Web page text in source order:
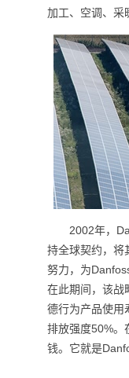
加工、空调、采
2002年，
持全球契约，将
努力，为
在此期间，该战
德行为产品使用
排放强度50%。
钱。它就是